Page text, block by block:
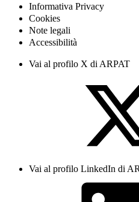
Informativa Privacy
Cookies
Note legali
Accessibilità
Vai al profilo X di ARPAT
Vai al profilo LinkedIn di